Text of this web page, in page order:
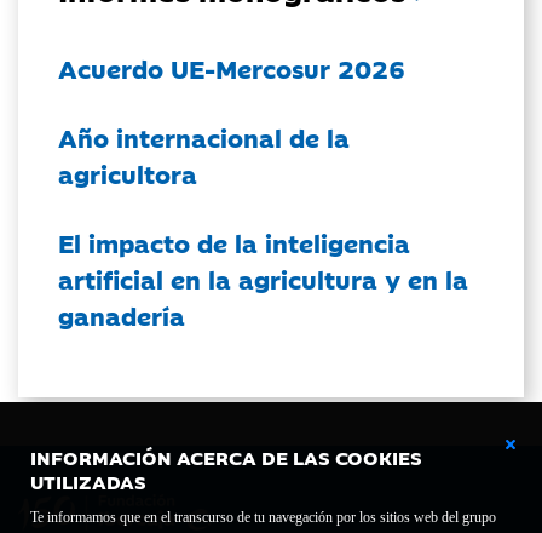
INFORMACIÓN ACERCA DE LAS COOKIES
UTILIZADAS
Te informamos que en el transcurso de tu navegación por los sitios web del grupo
Acuerdo UE-Mercosur 2026
Año internacional de la
agricultora
El impacto de la inteligencia
artificial en la agricultura y en la
ganadería